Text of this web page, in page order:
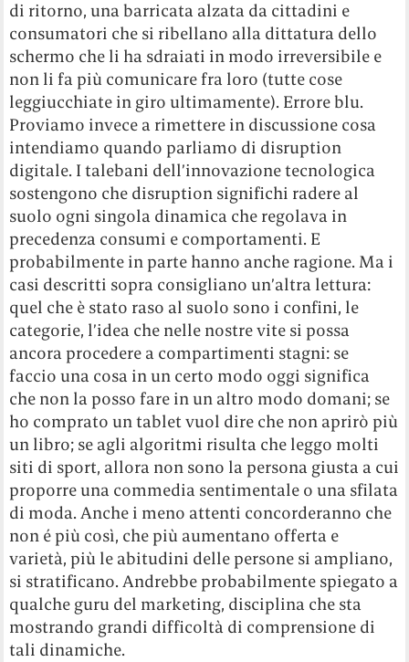
di ritorno, una barricata alzata da cittadini e
consumatori che si ribellano alla dittatura dello
schermo che li ha sdraiati in modo irreversibile e
non li fa più comunicare fra loro (tutte cose
leggiucchiate in giro ultimamente). Errore blu.
Proviamo invece a rimettere in discussione cosa
intendiamo quando parliamo di disruption
digitale. I talebani dell’innovazione tecnologica
sostengono che disruption significhi radere al
suolo ogni singola dinamica che regolava in
precedenza consumi e comportamenti. E
probabilmente in parte hanno anche ragione. Ma i
casi descritti sopra consigliano un’altra lettura:
quel che è stato raso al suolo sono i confini, le
categorie, l’idea che nelle nostre vite si possa
ancora procedere a compartimenti stagni: se
faccio una cosa in un certo modo oggi significa
che non la posso fare in un altro modo domani; se
ho comprato un tablet vuol dire che non aprirò più
un libro; se agli algoritmi risulta che leggo molti
siti di sport, allora non sono la persona giusta a cui
proporre una commedia sentimentale o una sfilata
di moda. Anche i meno attenti concorderanno che
non é più così, che più aumentano offerta e
varietà, più le abitudini delle persone si ampliano,
si stratificano. Andrebbe probabilmente spiegato a
qualche guru del marketing, disciplina che sta
mostrando grandi difficoltà di comprensione di
tali dinamiche.